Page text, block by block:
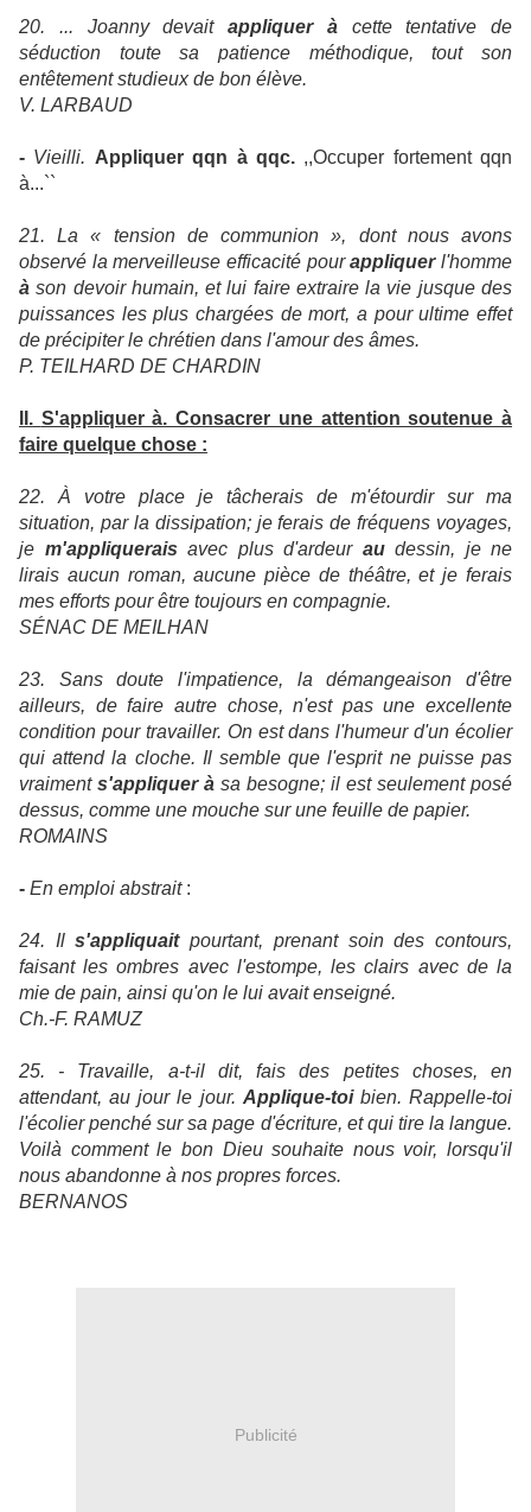
20. ... Joanny devait appliquer àcette tentative de
séduction toute sa patience méthodique, tout son
entêtement studieux de bon élève.
V. LARBAUD
- Vieilli. Appliquer qqn à qqc.,,Occuper fortement qqn
à...``
21. La « tension de communion », dont nous avons
observé la merveilleuse efficacité pourappliquerl'homme
à son devoir humain, et lui faire extraire la vie jusque des
puissances les plus chargées de mort, a pour ultime effet
de précipiter le chrétien dans l'amour des âmes.
P. TEILHARD DE CHARDIN
II. S'appliquer à. Consacrer une attention soutenue à
faire quelque chose :
22. À votre place je tâcherais de m'étourdir sur ma
situation, par la dissipation; je ferais de fréquens voyages,
je m'appliquerais avec plus d'ardeur audessin, je ne
lirais aucun roman, aucune pièce de théâtre, et je ferais
mes efforts pour être toujours en compagnie.
SÉNAC DE MEILHAN
23. Sans doute l'impatience, la démangeaison d'être
ailleurs, de faire autre chose, n'est pas une excellente
condition pour travailler. On est dans l'humeur d'un écolier
qui attend la cloche. Il semble que l'esprit ne puisse pas
vraiment s'appliquer à sa besogne; il est seulement posé
dessus, comme une mouche sur une feuille de papier.
ROMAINS
- En emploi abstrait:
24. Ils'appliquaitpourtant, prenant soin des contours,
faisant les ombres avec l'estompe, les clairs avec de la
mie de pain, ainsi qu'on le lui avait enseigné.
Ch.-F. RAMUZ
25. - Travaille, a-t-il dit, fais des petites choses, en
attendant, au jour le jour. Applique-toibien. Rappelle-toi
l'écolier penché sur sa page d'écriture, et qui tire la langue.
Voilà comment le bon Dieu souhaite nous voir, lorsqu'il
nous abandonne à nos propres forces.
BERNANOS
Publicité